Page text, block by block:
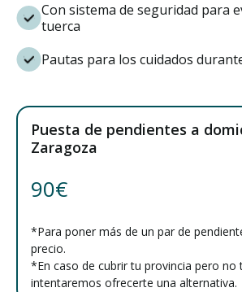
Con sistema de seguridad para
tuerca
Pautas para los cuidados
Puesta de pendientes a
Zaragoza
90€
*Para poner más de un par de
precio.
*En caso de cubrir tu provincia pero no
intentaremos ofrecerte una alternativa.